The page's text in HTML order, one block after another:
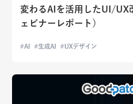
変わるAIを活用したUI/UX
ェビナーレポート）
AI 生成AI UXデザイン